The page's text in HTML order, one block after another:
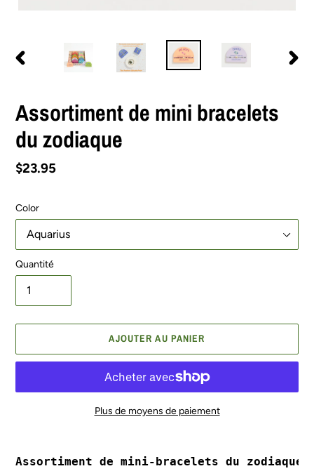
DIAPOSITIVE
Assortiment de mini bracelets
du zodiaque
Prix
$23.95
Color
Quantité
AJOUTER AU PANIER
Plus de moyens de paiement
d'un
Assortiment de mini-bracelets du zodiaque